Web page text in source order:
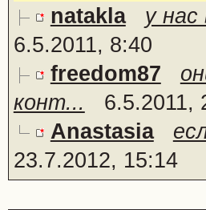
natakla
у
6.5.2011, 8:40
freedom87
конт...
6.5.2011,
Anastasia
23.7.2012, 15:14